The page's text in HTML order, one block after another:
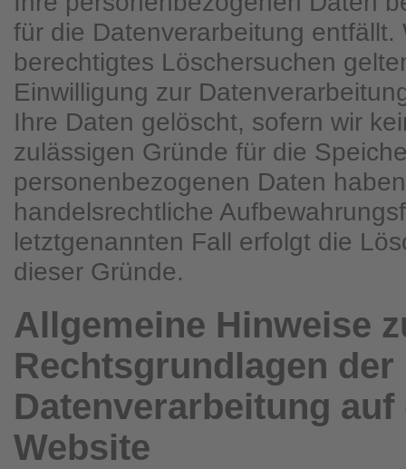
für die Datenverarbeitung entfällt.
berechtigtes Löschersuchen
Einwilligung zur
Ihre Daten gelöscht, sofern wir
zulässigen Gründe für die
personenbezogenen Daten
handelsrechtliche
letztgenannten Fall erfolgt die
dieser Gründe.
Allgemeine Hinweise
Rechtsgrundlagen der
Datenverarbeitung auf
Website